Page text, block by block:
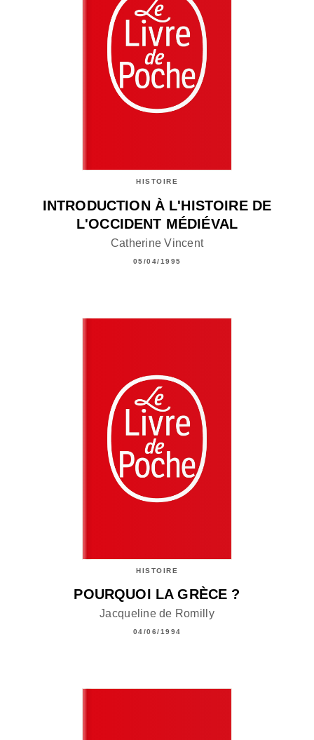
HISTOIRE
INTRODUCTION À L'HISTOIRE DE
L'OCCIDENT MÉDIÉVAL
Catherine Vincent
05/04/1995
HISTOIRE
POURQUOI LA GRÈCE ?
Jacqueline de Romilly
04/06/1994